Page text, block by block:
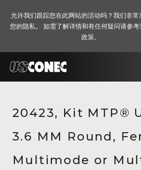
解决方案
产品
资源
20423, Kit MTP®
3.6 MM Round,
Multimode or
允许我们跟踪您在此网站的活动吗？我们非
您的隐私。 如需了解详情和有任何疑问请参
政策。